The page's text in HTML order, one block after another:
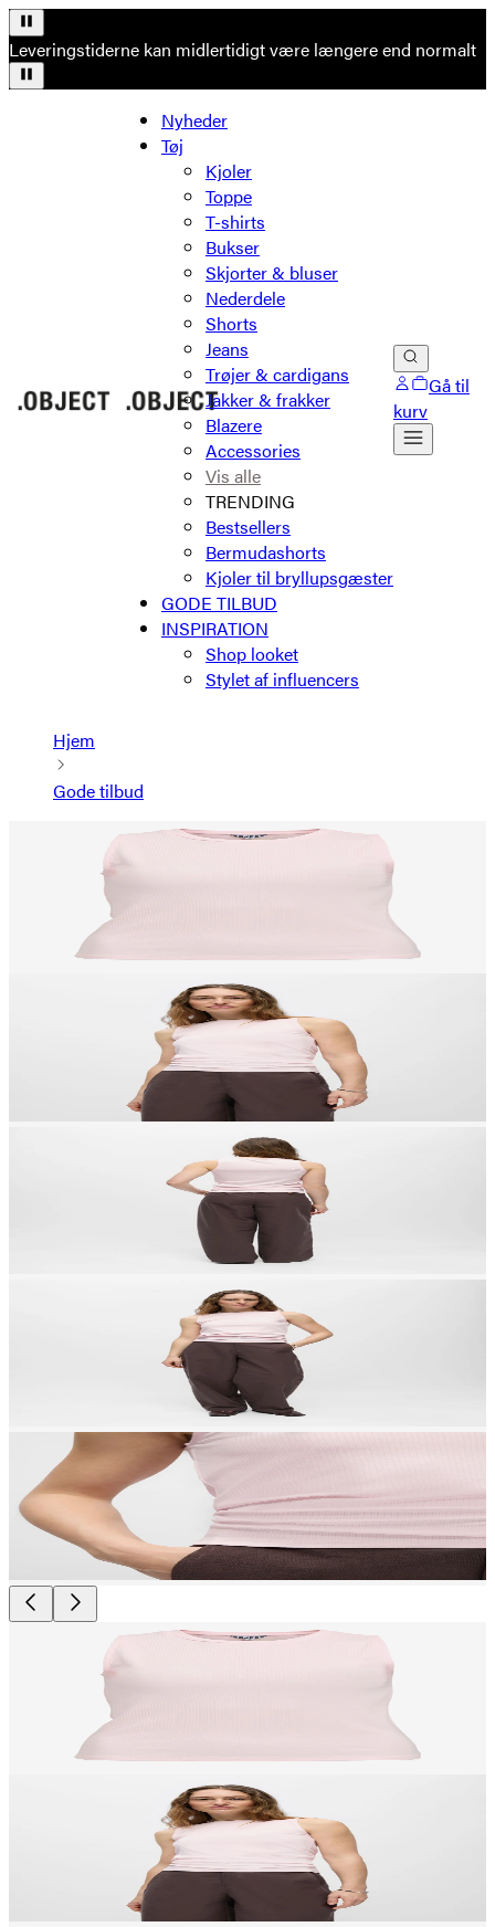
Leveringstiderne kan midlertidigt være længere end normalt
Nyheder
Tøj
Kjoler
Toppe
T-shirts
Bukser
Skjorter & bluser
Nederdele
Shorts
Jeans
Trøjer & cardigans
Jakker & frakker
Blazere
Accessories
Vis alle
TRENDING
Bestsellers
Bermudashorts
Kjoler til bryllupsgæster
GODE TILBUD
INSPIRATION
Shop looket
Stylet af influencers
Gå til
kurv
Hjem
Gode tilbud